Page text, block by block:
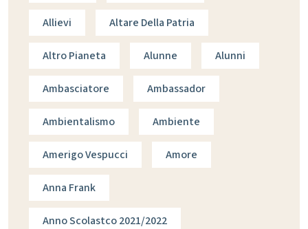
Allievi Altare Della Patria
Altro Pianeta Alunne Alunni
Ambasciatore Ambassador
Ambientalismo Ambiente
Amerigo Vespucci Amore
Anna Frank
Anno Scolastco 2021/2022